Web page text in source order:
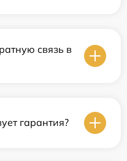
связь в
гарантия?